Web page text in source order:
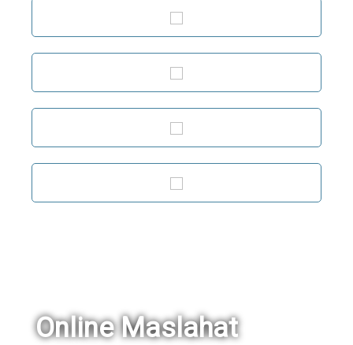
Online Maslahat